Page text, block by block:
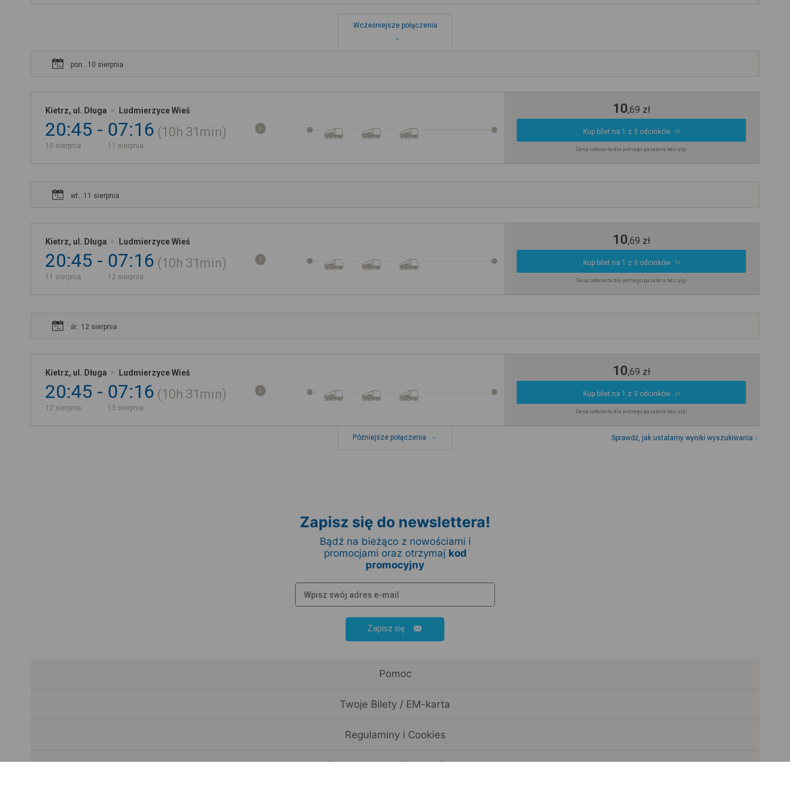
Wcześniejsze połączenia
pon.. 10 sierpnia
Kietrz, ul. Długa Ludmierzyce Wieś
20:45
10 sierpnia
07:16
11 sierpnia
10h 31min
10,69 zł
Kup bilet na 1 z 3 odcinków
Cena całkowita dla jednego pasażera bez ulgi
wt.. 11 sierpnia
Kietrz, ul. Długa Ludmierzyce Wieś
20:45
11 sierpnia
07:16
12 sierpnia
10h 31min
10,69 zł
Kup bilet na 1 z 3 odcinków
Cena całkowita dla jednego pasażera bez ulgi
śr.. 12 sierpnia
Kietrz, ul. Długa Ludmierzyce Wieś
20:45
12 sierpnia
07:16
13 sierpnia
10h 31min
10,69 zł
Kup bilet na 1 z 3 odcinków
Cena całkowita dla jednego pasażera bez ulgi
Późniejsze połączenia Sprawdź, jak ustalamy wyniki wyszukiwania
Zapisz się do newslettera!
Bądź na bieżąco z nowościami i
promocjami oraz otrzymaj kod
promocyjny
Zapisz się
Pomoc
Twoje Bilety / EM-karta
Regulaminy i Cookies
Rozkład jazdy / Przewoźnicy